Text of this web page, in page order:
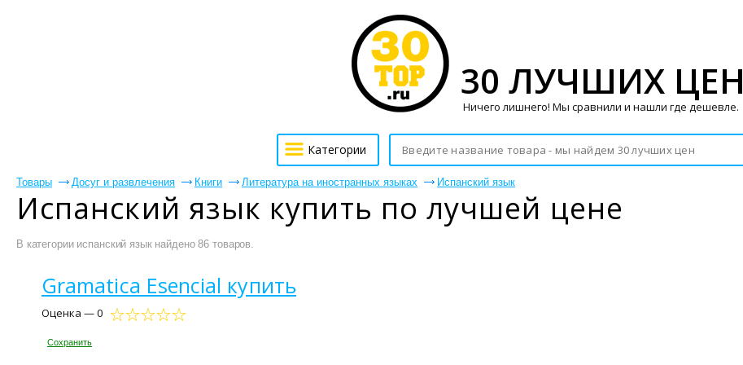
Товары Досуг и развлечения Книги Литература на иностранных языках Испанский язык
Испанский язык купить по лучшей цене
В категории испанский язык найдено 86 товаров.
Gramatica Esencial купить
Оценка — 0
Сохранить
30 ЛУЧШИХ ЦЕН
Ничего лишнего! Мы сравнили и нашли где дешевле.
Категории